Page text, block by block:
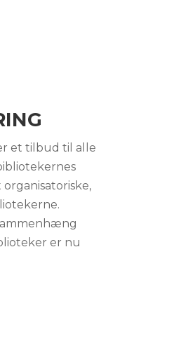
et tilbud til alle
er nu